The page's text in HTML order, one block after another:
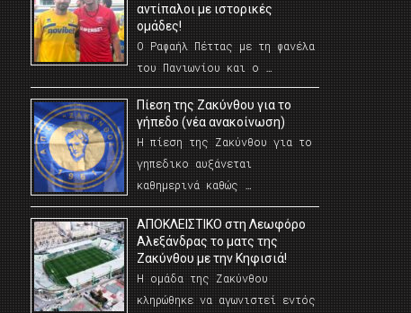
αντίπαλοι με ιστορικές
ομάδες!
Ο Ραφαήλ Πέττας με τη φανέλα
του Πανιωνίου και ο …
Πίεση της Ζακύνθου για το
γήπεδο (νέα ανακοίνωση)
Η πίεση της Ζακύνθου για το
γηπεδικο αυξάνεται
καθημερινά καθώς …
AΠΟΚΛΕΙΣΤΙΚΟ στη Λεωφόρο
Αλεξάνδρας το ματς της
Ζακύνθου με την Κηφισιά!
Η ομάδα της Ζακύνθου
κληρώθηκε να αγωνιστεί εντός